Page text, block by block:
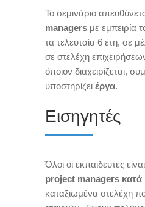
Το σεμινάριο
managers με εμπειρία
τα τελευταία 6 έτη, σε
σε στελέχη
όποιον διαχειρίζεται,
υποστηρίζει έργα.
Εισηγητές
Όλοι οι εκπαιδευτές είναι
project managers κατά
καταξιωμένα στελέχη